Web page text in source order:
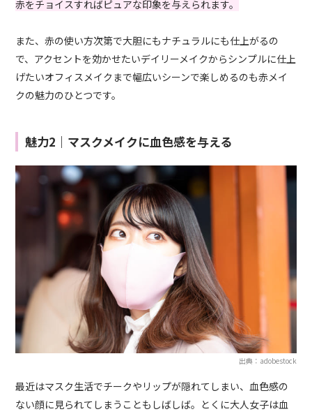
赤をチョイスすればピュアな印象を与えられます。
また、赤の使い方次第で大胆にもナチュラルにも仕上がるの
で、アクセントを効かせたいデイリーメイクからシンプルに仕上
げたいオフィスメイクまで幅広いシーンで楽しめるのも赤メイ
クの魅力のひとつです。
魅力2｜マスクメイクに血色感を与える
出典：adobestock
最近はマスク生活でチークやリップが隠れてしまい、血色感の
ない顔に見られてしまうこともしばしば。とくに大人女子は血